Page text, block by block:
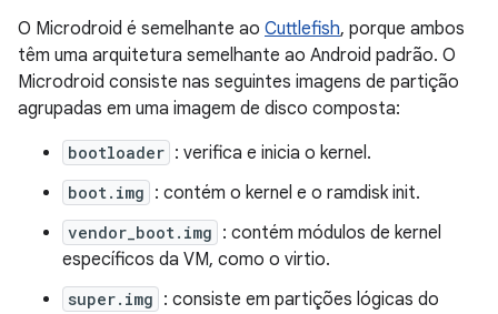
O Microdroid é semelhante ao Cuttlefish, porque ambos
têm uma arquitetura semelhante ao Android padrão. O
Microdroid consiste nas seguintes imagens de partição
agrupadas em uma imagem de disco composta:
bootloader : verifica e inicia o kernel.
boot.img : contém o kernel e o ramdisk init.
vendor_boot.img : contém módulos de kernel
específicos da VM, como o virtio.
super.img : consiste em partições lógicas do